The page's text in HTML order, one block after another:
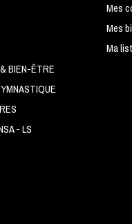
BIEN-ÊTRE
- LS
Mes
Mes
Ma